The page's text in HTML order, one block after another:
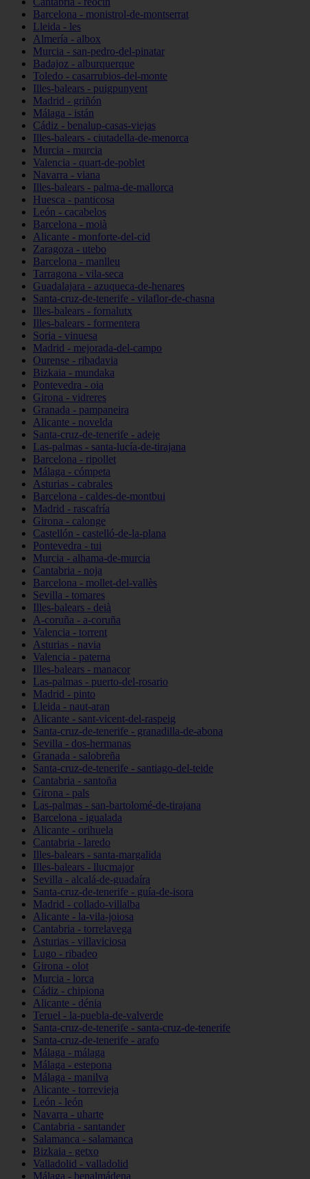
Barcelona - monistrol-de-montserrat
Lleida - les
Almería - albox
Murcia - san-pedro-del-pinatar
Badajoz - alburquerque
Toledo - casarrubios-del-monte
Illes-balears - puigpunyent
Madrid - griñón
Málaga - istán
Cádiz - benalup-casas-viejas
Illes-balears - ciutadella-de-menorca
Murcia - murcia
Valencia - quart-de-poblet
Navarra - viana
Illes-balears - palma-de-mallorca
Huesca - panticosa
León - cacabelos
Barcelona - moià
Alicante - monforte-del-cid
Zaragoza - utebo
Barcelona - manlleu
Tarragona - vila-seca
Guadalajara - azuqueca-de-henares
Santa-cruz-de-tenerife - vilaflor-de-chasna
Illes-balears - fornalutx
Illes-balears - formentera
Soria - vinuesa
Madrid - mejorada-del-campo
Ourense - ribadavia
Bizkaia - mundaka
Pontevedra - oia
Girona - vidreres
Granada - pampaneira
Alicante - novelda
Santa-cruz-de-tenerife - adeje
Las-palmas - santa-lucía-de-tirajana
Barcelona - ripollet
Málaga - cómpeta
Asturias - cabrales
Barcelona - caldes-de-montbui
Madrid - rascafría
Girona - calonge
Castellón - castelló-de-la-plana
Pontevedra - tui
Murcia - alhama-de-murcia
Cantabria - noja
Barcelona - mollet-del-vallès
Sevilla - tomares
Illes-balears - deià
A-coruña - a-coruña
Valencia - torrent
Asturias - navia
Valencia - paterna
Illes-balears - manacor
Las-palmas - puerto-del-rosario
Madrid - pinto
Lleida - naut-aran
Alicante - sant-vicent-del-raspeig
Santa-cruz-de-tenerife - granadilla-de-abona
Sevilla - dos-hermanas
Granada - salobreña
Santa-cruz-de-tenerife - santiago-del-teide
Cantabria - santoña
Girona - pals
Las-palmas - san-bartolomé-de-tirajana
Barcelona - igualada
Alicante - orihuela
Cantabria - laredo
Illes-balears - santa-margalida
Illes-balears - llucmajor
Sevilla - alcalá-de-guadaíra
Santa-cruz-de-tenerife - guía-de-isora
Madrid - collado-villalba
Alicante - la-vila-joiosa
Cantabria - torrelavega
Asturias - villaviciosa
Lugo - ribadeo
Girona - olot
Murcia - lorca
Cádiz - chipiona
Alicante - dénia
Teruel - la-puebla-de-valverde
Santa-cruz-de-tenerife - santa-cruz-de-tenerife
Santa-cruz-de-tenerife - arafo
Málaga - málaga
Málaga - estepona
Málaga - manilva
Alicante - torrevieja
León - león
Navarra - uharte
Cantabria - santander
Salamanca - salamanca
Bizkaia - getxo
Valladolid - valladolid
Málaga - benalmádena